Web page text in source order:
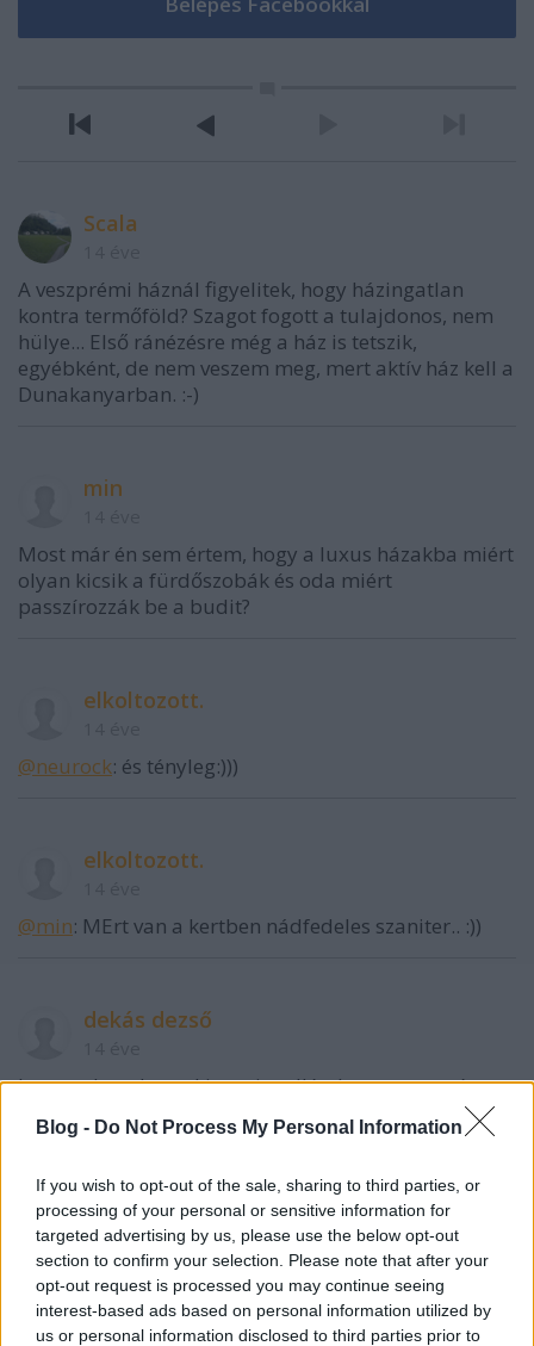
Blog - Do Not Process My Personal Information
If you wish to opt-out of the sale, sharing to third parties, or
processing of your personal or sensitive information for
targeted advertising by us, please use the below opt-out
section to confirm your selection. Please note that after your
opt-out request is processed you may continue seeing
interest-based ads based on personal information utilized by
us or personal information disclosed to third parties prior to
Scala
A veszprémi háznál figyelitek, hogy házingatlan
kontra termőföld? Szagot fogott a tulajdonos, nem
hülye... Első ránézésre még a ház is tetszik,
egyébként, de nem veszem meg, mert aktív ház kell a
Dunakanyarban. :-)
min
Most már én sem értem, hogy a luxus házakba miért
olyan kicsik a fürdőszobák és oda miért
passzírozzák be a budit?
elkoltozott.
@neurock: és tényleg:)))
elkoltozott.
@min: MErt van a kertben nádfedeles szaniter.. :))
dekás dezső
beszarok ezeken a kivagyi zselléreken, a nevetséges,
zsebkendőnyi területeikre húzott kuláktanyáikkal,
kivilágított vendéglépcsőikkel, meg a csillogó
meg aztán az is kemény lehetett, ahogy a
vadászkirály osztotta a sameszoknak:
nem nem, nem oda!
A másik oldalra rakjátok a zsiráfot, annak ott a
helye...